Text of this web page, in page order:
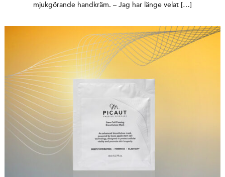
mjukgörande handkräm. – Jag har länge velat […]